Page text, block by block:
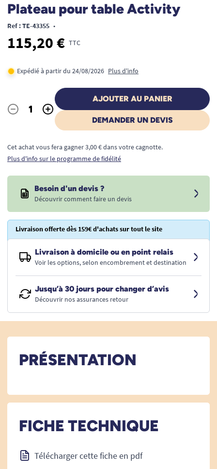
Plateau pour table Activity
Ref : TE-43355 •
115,20 € TTC
Expédié à partir du 24/08/2026 Plus d'info
Quantité
- +
AJOUTER AU PANIER
DEMANDER UN DEVIS
Cet achat vous fera gagner 3,00 € dans votre cagnotte.
Plus d'info sur le programme de fidélité
Besoin d'un devis ?
Découvrir comment faire un devis
Livraison offerte dès 159€ d'achats sur tout le site
Livraison à domicile ou en point relais
Voir les options, selon encombrement et destination
Jusqu’à 30 jours pour changer d’avis
Découvrir nos assurances retour
PRÉSENTATION
FICHE TECHNIQUE
Télécharger cette fiche en pdf